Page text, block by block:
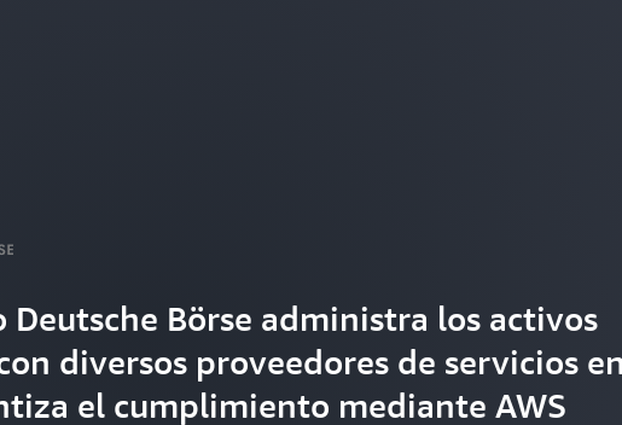
Deutsche Börse administra los activos
diversos proveedores de servicios
el cumplimiento mediante AWS
sobre cómo el Banco Pocztowy y
las estrictas regulaciones